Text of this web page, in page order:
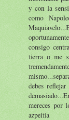
y con la
como
consigo
tierra o me
debes
mereces por
azpeitia